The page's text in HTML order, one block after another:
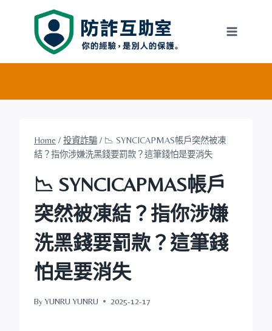
Home / 投資詐騙 / 📉 SYNCICAPMAS帳戶突然被凍
結？指你涉嫌洗黑錢要罰款？這筆錢怕是要消失
📉 SYNCICAPMAS帳戶
突然被凍結？指你涉嫌
洗黑錢要罰款？這筆錢
怕是要消失
By YUNRU YUNRU 2025-12-17